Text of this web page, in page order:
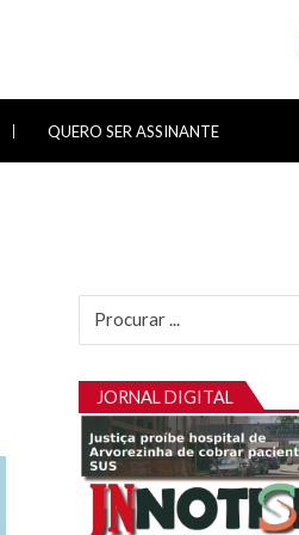
QUERO SER ASSINANTE
por:
JORNAL DIGITAL